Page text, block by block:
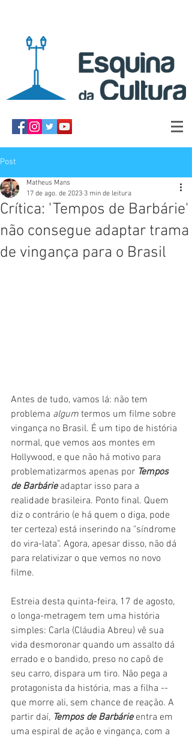
Post
Crítica: 'Tempos de Barbárie'
não consegue adaptar trama
de vingança para o Brasil
Matheus Mans
17 de ago. de 2023 3 min de leitura
Antes de tudo, vamos lá: não tem
problema algum termos um filme sobre
vingança no Brasil. É um tipo de história
normal, que vemos aos montes em
Hollywood, e que não há motivo para
problematizarmos apenas por Tempos
de Barbárie adaptar isso para a
realidade brasileira. Ponto final. Quem
diz o contrário (e há quem o diga, pode
ter certeza) está inserindo na "síndrome
do vira-lata". Agora, apesar disso, não dá
para relativizar o que vemos no novo
filme.
Estreia desta quinta-feira, 17 de agosto,
o longa-metragem tem uma história
simples: Carla (Cláudia Abreu) vê sua
vida desmoronar quando um assalto dá
errado e o bandido, preso no capô de
seu carro, dispara um tiro. Não pega a
protagonista da história, mas a filha --
que morre ali, sem chance de reação. A
partir daí, Tempos de Barbárie entra em
uma espiral de ação e vingança, com a